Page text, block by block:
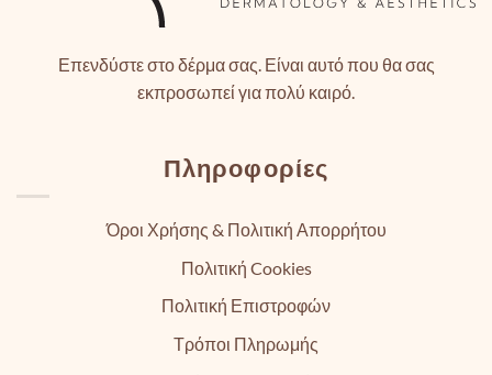
Επενδύστε στο δέρμα σας. Είναι αυτό που θα σας
εκπροσωπεί για πολύ καιρό.
Πληροφορίες
Όροι Χρήσης & Πολιτική Απορρήτου
Πολιτική Cookies
Πολιτική Επιστροφών
Τρόποι Πληρωμής